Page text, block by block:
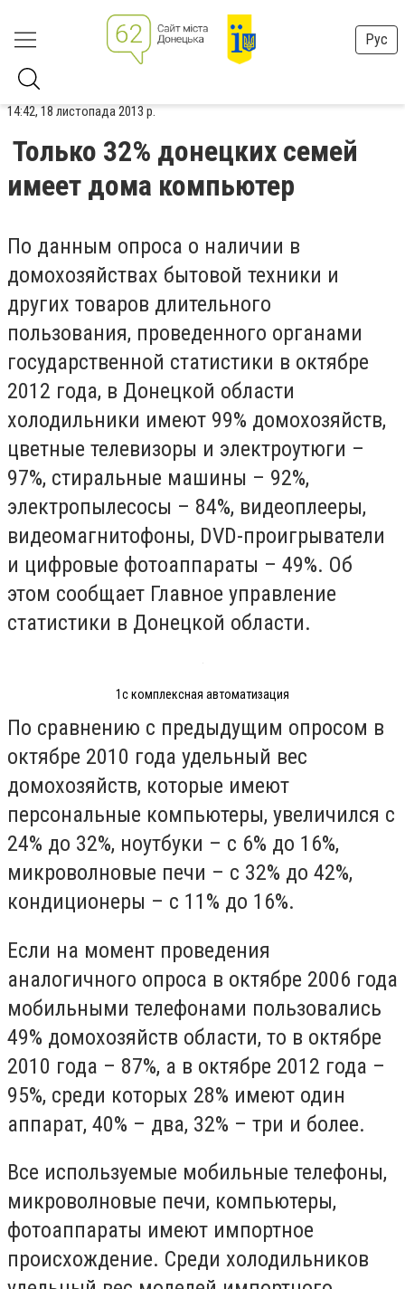
Рус
14:42, 18 листопада 2013 р.
Только 32% донецких семей
имеет дома компьютер
По данным опроса о наличии в
домохозяйствах бытовой техники и
других товаров длительного
пользования, проведенного органами
государственной статистики в октябре
2012 года, в Донецкой области
холодильники имеют 99% домохозяйств,
цветные телевизоры и электроутюги –
97%, стиральные машины – 92%,
электропылесосы – 84%, видеоплееры,
видеомагнитофоны, DVD-проигрыватели
и цифровые фотоаппараты – 49%. Об
этом сообщает Главное управление
статистики в Донецкой области.
1с комплексная автоматизация
По сравнению с предыдущим опросом в
октябре 2010 года удельный вес
домохозяйств, которые имеют
персональные компьютеры, увеличился с
24% до 32%, ноутбуки – с 6% до 16%,
микроволновые печи – с 32% до 42%,
кондиционеры – с 11% до 16%.
Если на момент проведения
аналогичного опроса в октябре 2006 года
мобильными телефонами пользовались
49% домохозяйств области, то в октябре
2010 года – 87%, а в октябре 2012 года –
95%, среди которых 28% имеют один
аппарат, 40% – два, 32% – три и более.
Все используемые мобильные телефоны,
микроволновые печи, компьютеры,
фотоаппараты имеют импортное
происхождение. Среди холодильников